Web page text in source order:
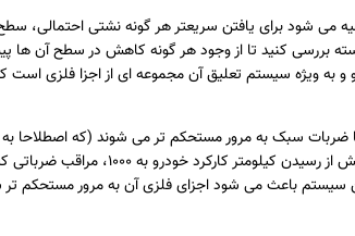
می شود برای یافتن سریعتر هر گونه نشتی
بررسی کنید تا از وجود هر گونه کاهش در سطح آن
و به ویژه سیستم تعلیق آن مجموعه ای از اجزا فلزی است
ضربات سبک به مرور مستحکم تر می شوند (که اصطلاحا
خودرو به 1000، مراقب ضرباتی که به سیستم تعلیق وارد می شود باشید.
سیستم باعث می شود اجزای فلزی آن به مرور مستحکم تر